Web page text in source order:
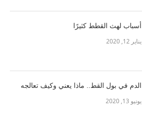
أسباب لهث القطط كثيرًا
يناير 12, 2020
الدم في بول القط.. ماذا يعني وكيف تعالجه
يونيو 13, 2020